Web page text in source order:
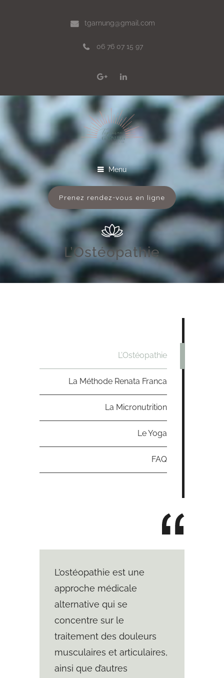
tgarnung@gmail.com
06 76 07 15 97
Menu
Prenez rendez-vous en ligne
L’Ostéopathie
L’Ostéopathie
La Méthode Renata Franca
La Micronutrition
Le Yoga
FAQ
L’ostéopathie est une
approche médicale
alternative qui se
concentre sur le
traitement des douleurs
musculaires et articulaires,
ainsi que d’autres